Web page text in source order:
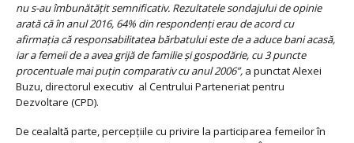
nu s-au îmbunătățit semnificativ. Rezultatele sondajului de opinie
arată că în anul 2016, 64% din respondenți erau de acord cu
afirmația că responsabilitatea bărbatului este de a aduce bani acasă,
iar a femeii de a avea grijă de familie și gospodărie, cu 3 puncte
procentuale mai puțin comparativ cu anul 2006”, a punctat Alexei
Buzu, directorul executiv al Centrului Parteneriat pentru
Dezvoltare (CPD).
De cealaltă parte, percepțiile cu privire la participarea femeilor în